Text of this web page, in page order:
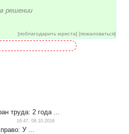
решении
[поблагодарить юриста] [пожаловаться]
труда: 2 года ...
16:47, 06.10.2016
У ...